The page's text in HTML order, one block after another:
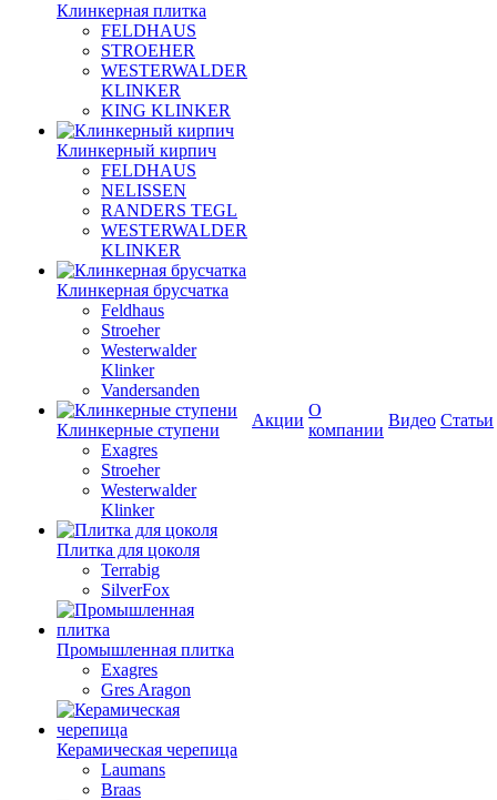
Клинкерная плитка
FELDHAUS
STROEHER
WESTERWALDER
KLINKER
KING KLINKER
Клинкерный кирпич
FELDHAUS
NELISSEN
RANDERS TEGL
WESTERWALDER
KLINKER
Клинкерная брусчатка
Feldhaus
Stroeher
Westerwalder
Klinker
Vandersanden
Клинкерные ступени
Exagres
Stroeher
Westerwalder
Klinker
Плитка для цоколя
Terrabig
SilverFox
Промышленная плитка
Exagres
Gres Aragon
Керамическая черепица
Laumans
Braas
Акции
О
компании
Видео Статьи